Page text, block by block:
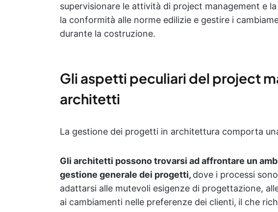
supervisionare le attività di project management e
la conformità alle norme edilizie e gestire i
durante la costruzione.
Gli aspetti peculiari del project
architetti
La gestione dei progetti in architettura comporta
Gli architetti possono trovarsi ad affrontare un
gestione generale dei progetti, dove i processi
adattarsi alle mutevoli esigenze di progettazione,
ai cambiamenti nelle preferenze dei clienti, il che